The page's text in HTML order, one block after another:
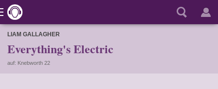
LIAM GALLAGHER
Everything's Electric
auf: Knebworth 22